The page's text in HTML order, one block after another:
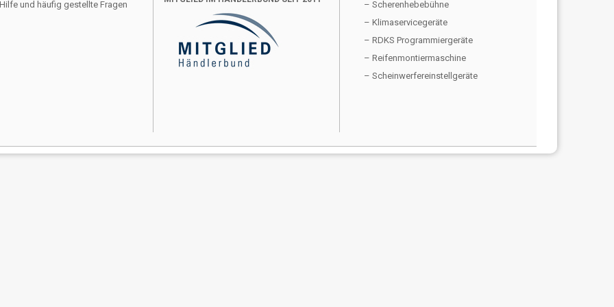
und häufig gestellte Fragen
– Scherenhebebühne
– Klimaservicegeräte
– RDKS Programmiergeräte
– Reifenmontiermaschine
– Scheinwerfereinstellgeräte